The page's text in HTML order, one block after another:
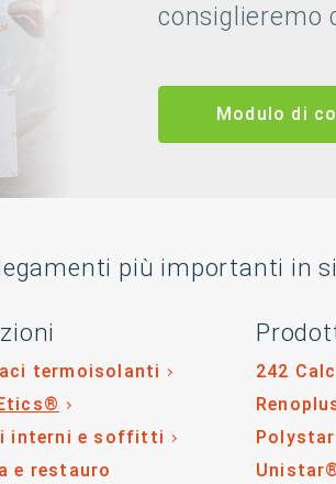
consiglieremo
Modulo di
più importanti in
termoisolanti
interni e soffitti
e restauro
242